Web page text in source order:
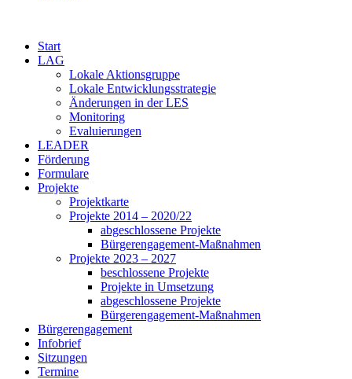
Start
LAG
Lokale Aktionsgruppe
Lokale Entwicklungsstrategie
Änderungen in der LES
Monitoring
Evaluierungen
LEADER
Förderung
Formulare
Projekte
Projektkarte
Projekte 2014 – 2020/22
abgeschlossene Projekte
Bürgerengagement-Maßnahmen
Projekte 2023 – 2027
beschlossene Projekte
Projekte in Umsetzung
abgeschlossene Projekte
Bürgerengagement-Maßnahmen
Bürgerengagement
Infobrief
Sitzungen
Termine